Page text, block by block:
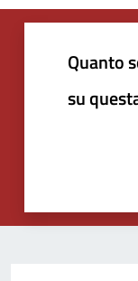
Quanto
su